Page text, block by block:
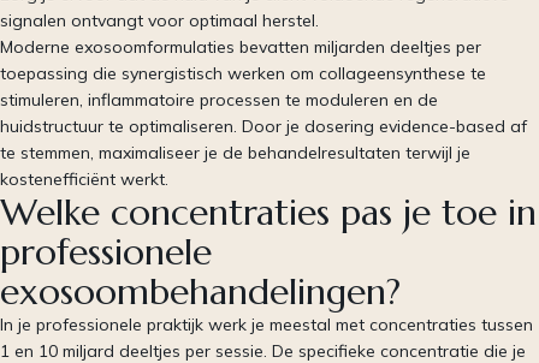
signalen ontvangt voor optimaal herstel.
Moderne exosoomformulaties bevatten miljarden deeltjes per
toepassing die synergistisch werken om collageensynthese te
stimuleren, inflammatoire processen te moduleren en de
huidstructuur te optimaliseren. Door je dosering evidence-based af
te stemmen, maximaliseer je de behandelresultaten terwijl je
kostenefficiënt werkt.
Welke concentraties pas je toe in
professionele
exosoombehandelingen?
In je professionele praktijk werk je meestal met concentraties tussen
1 en 10 miljard deeltjes per sessie. De specifieke concentratie die je